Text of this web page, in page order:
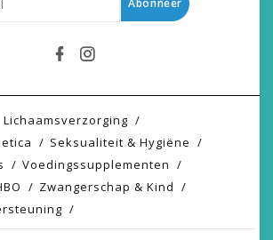
Lichaamsverzorging
Seksualiteit & Hygiëne
Voedingssupplementen
Zwangerschap & Kind